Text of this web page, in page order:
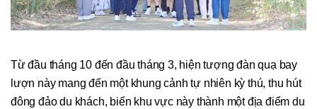
Từ đầu tháng 10 đến đầu tháng 3, hiện tượng đàn quạ bay
lượn này mang đến một khung cảnh tự nhiên kỳ thú, thu hút
đông đảo du khách, biến khu vực này thành một địa điểm du